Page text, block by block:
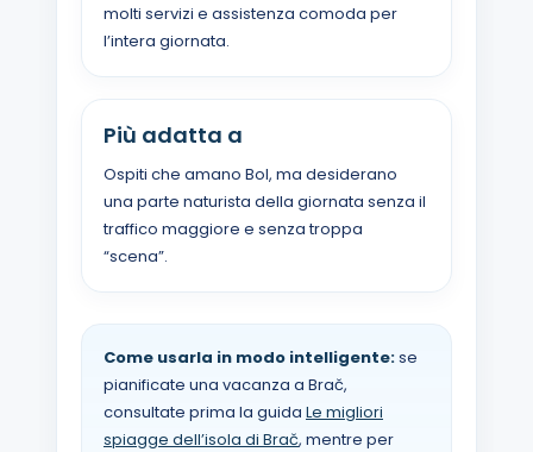
molti servizi e assistenza comoda per
l’intera giornata.
Più adatta a
Ospiti che amano Bol, ma desiderano
una parte naturista della giornata senza il
traffico maggiore e senza troppa
“scena”.
Come usarla in modo intelligente:se
pianificate una vacanza a Brač,
consultate prima la guida Le migliori
spiagge dell’isola di Brač, mentre per